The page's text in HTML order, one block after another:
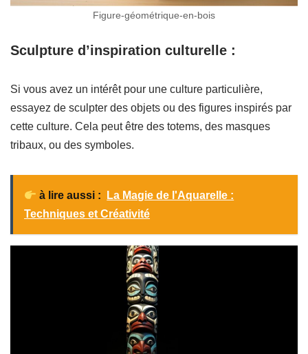
Figure-géométrique-en-bois
Sculpture d’inspiration culturelle :
Si vous avez un intérêt pour une culture particulière,
essayez de sculpter des objets ou des figures inspirés par
cette culture. Cela peut être des totems, des masques
tribaux, ou des symboles.
à lire aussi :
La Magie de l'Aquarelle :
Techniques et Créativité